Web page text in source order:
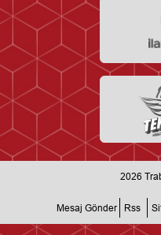
2026
Mesaj Gönder Rss